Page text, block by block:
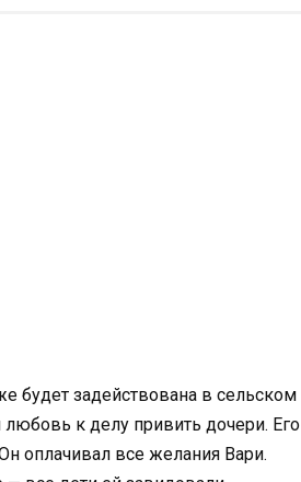
будет задействована в сельском
любовь к делу привить дочери. Его
оплачивал все желания Вари.